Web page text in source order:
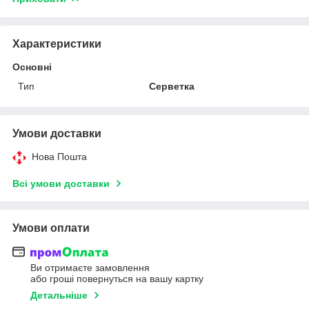
Характеристики
Основні
Тип
Серветка
Умови доставки
Нова Пошта
Всі умови доставки
Умови оплати
Ви отримаєте замовлення
або гроші повернуться на вашу картку
Детальніше